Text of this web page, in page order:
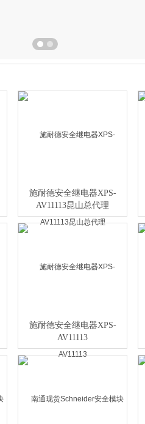
施耐德安全继电器XPS-
AV11113昆山总代理
施耐德安全继电器XPS-
AV11113